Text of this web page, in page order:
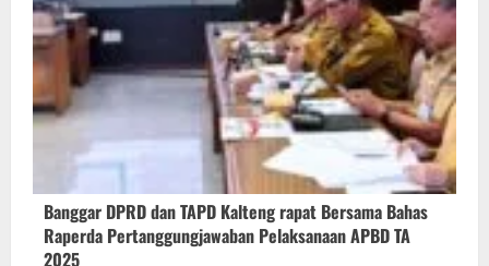
Banggar DPRD dan TAPD Kalteng rapat Bersama Bahas
Raperda Pertanggungjawaban Pelaksanaan APBD TA
2025